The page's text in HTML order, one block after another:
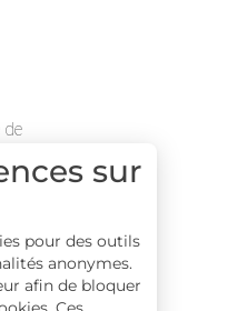
de
sur
pour des outils
anonymes.
afin de bloquer